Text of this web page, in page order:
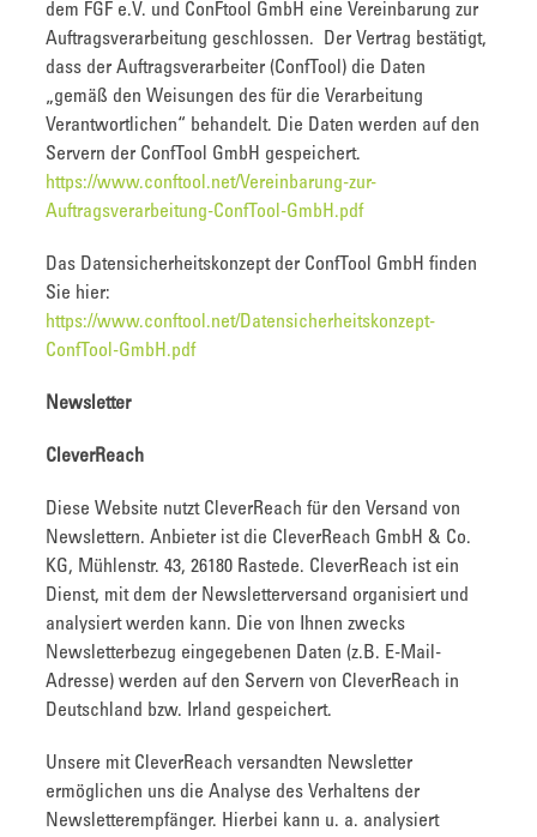
dem FGF e.V. und ConFtool GmbH eine Vereinbarung zur
Auftragsverarbeitung geschlossen. Der Vertrag bestätigt,
dass der Auftragsverarbeiter (ConfTool) die Daten
„gemäß den Weisungen des für die Verarbeitung
Verantwortlichen“ behandelt. Die Daten werden auf den
Servern der ConfTool GmbH gespeichert.
https://www.conftool.net/Vereinbarung-zur-
Auftragsverarbeitung-ConfTool-GmbH.pdf
Das Datensicherheitskonzept der ConfTool GmbH finden
Sie hier:
https://www.conftool.net/Datensicherheitskonzept-
ConfTool-GmbH.pdf
Newsletter
CleverReach
Diese Website nutzt CleverReach für den Versand von
Newslettern. Anbieter ist die CleverReach GmbH & Co.
KG, Mühlenstr. 43, 26180 Rastede. CleverReach ist ein
Dienst, mit dem der Newsletterversand organisiert und
analysiert werden kann. Die von Ihnen zwecks
Newsletterbezug eingegebenen Daten (z.B. E-Mail-
Adresse) werden auf den Servern von CleverReach in
Deutschland bzw. Irland gespeichert.
Unsere mit CleverReach versandten Newsletter
ermöglichen uns die Analyse des Verhaltens der
Newsletterempfänger. Hierbei kann u. a. analysiert